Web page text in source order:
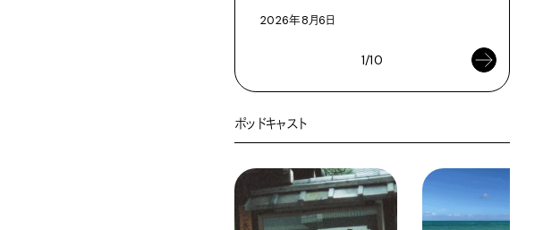
2026年8月6日
1/10
ポッドキャスト